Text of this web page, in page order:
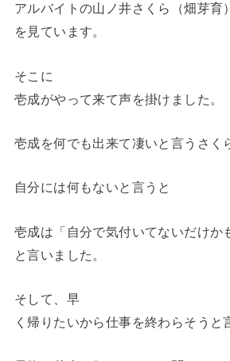
アルバイトの山ノ井さくら（畑芽育
を見ています。
そこに
壱成がやって来て声を掛けました。
壱成を何でも出来て凄いと言うさく
自分には何もないと言うと
壱成は「自分で気付いてないだけか
と言いました。
そして、早
く帰りたいから仕事を終わらそうと